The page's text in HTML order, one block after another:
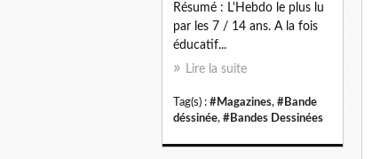
Résumé : L'Hebdo le plus lu
par les 7 / 14 ans. A la fois
éducatif...
Lire la suite
Tag(s) : #Magazines, #Bande
déssinée, #Bandes Dessinées